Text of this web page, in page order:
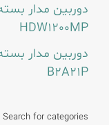
HDW1200MP
B2A21P
Search for categories